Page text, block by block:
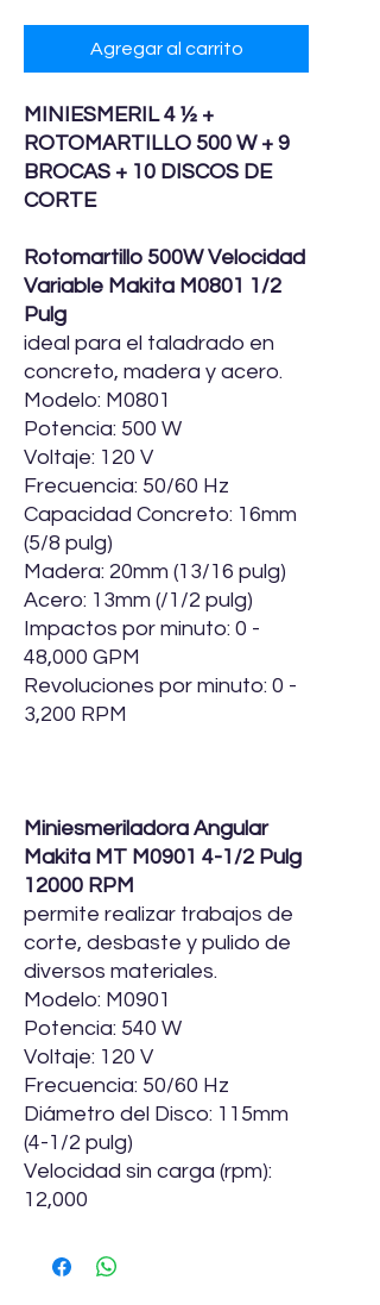
Agregar al carrito
MINIESMERIL 4 ½ +
ROTOMARTILLO 500 W + 9
BROCAS + 10 DISCOS DE
CORTE
Rotomartillo 500W Velocidad
Variable Makita M0801 1/2
Pulg
ideal para el taladrado en
concreto, madera y acero.
Modelo: M0801
Potencia: 500 W
Voltaje: 120 V
Frecuencia: 50/60 Hz
Capacidad Concreto: 16mm
(5/8 pulg)
Madera: 20mm (13/16 pulg)
Acero: 13mm (/1/2 pulg)
Impactos por minuto: 0 -
48,000 GPM
Revoluciones por minuto: 0 -
3,200 RPM
Miniesmeriladora Angular
Makita MT M0901 4-1/2 Pulg
12000 RPM
permite realizar trabajos de
corte, desbaste y pulido de
diversos materiales.
Modelo: M0901
Potencia: 540 W
Voltaje: 120 V
Frecuencia: 50/60 Hz
Diámetro del Disco: 115mm
(4-1/2 pulg)
Velocidad sin carga (rpm):
12,000